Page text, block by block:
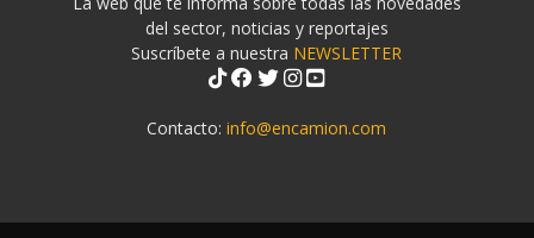
del sector, noticias y reportajes
Suscríbete a nuestra NEWSLETTER
Contacto:info@encamion.com